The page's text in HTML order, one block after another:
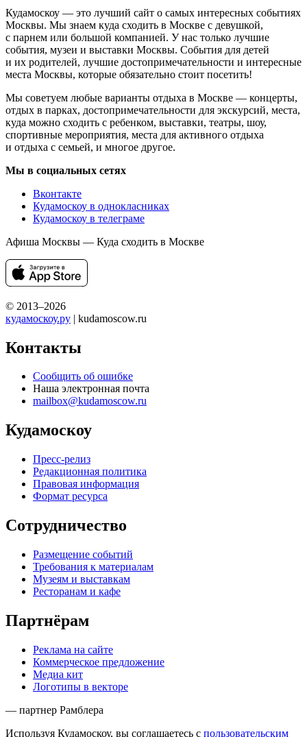
Кудамоскоу — это лучший сайт о самых интересных событиях
Москвы. Мы знаем куда сходить в Москве с девушкой,
с парнем или большой компанией. У нас только лучшие
события, музеи и выставки Москвы. События для детей
и их родителей, лучшие достопримечательности и интересные
места Москвы, которые обязательно стоит посетить!
Мы советуем любые варианты отдыха в Москве — концерты,
отдых в парках, достопримечательности для экскурсий, места,
куда можно сходить с ребенком, выставки, театры, шоу,
спортивные мероприятия, места для активного отдыха
и отдыха с семьей, и многое другое.
Мы в социальных сетях
Вконтакте
Кудамоскоу в однокласниках
Кудамоскоу в телеграме
Афиша Москвы — Куда сходить в Москве
© 2013–2026
кудамоскоу.ру | kudamoscow.ru
Контакты
Сообщить об ошибке
Наша электронная почта
mailbox@kudamoscow.ru
Кудамоскоу
Пресс-релиз
Редакционная политика
Правовая информация
Формат ресурса
Сотрудничество
Размещение событий
Требования к материалам
Музеям и выставкам
Ресторанам и кафе
Партнёрам
Реклама на сайте
Коммерческое предложение
Медиа кит
Логотипы в векторе
— партнер Рамблера
Используя Кудамоскоу, вы соглашаетесь с пользовательским